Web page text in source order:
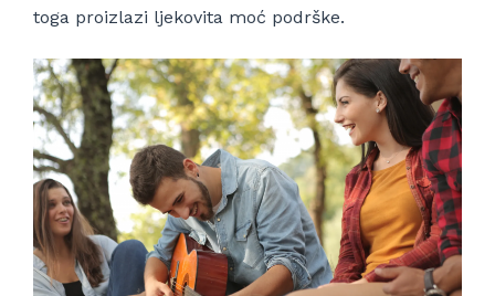
toga proizlazi ljekovita moć podrške.